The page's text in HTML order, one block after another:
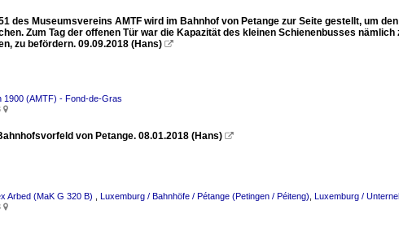
des Museumsvereins AMTF wird im Bahnhof von Petange zur Seite gestellt, um
Zum Tag der offenen Tür war die Kapazität des kleinen Schienenbusses
zu befördern. 09.09.2018 (Hans) 
1900 (AMTF) - Fond-de-Gras

von Petange. 08.01.2018 (Hans) 
Arbed (MaK G 320 B) Luxemburg / Bahnhöfe / Pétange (Petingen / Péiteng) Luxemburg /
